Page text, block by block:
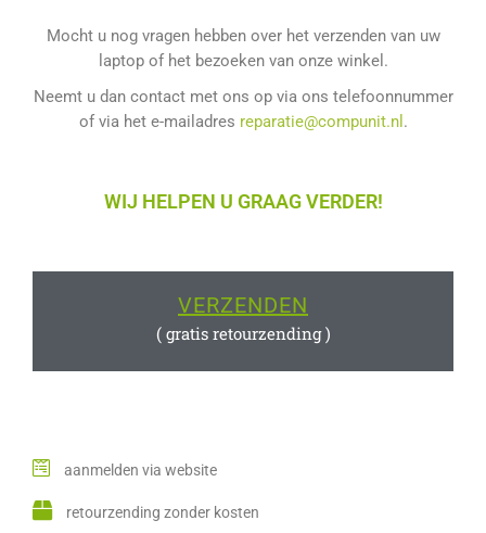
Mocht u nog vragen hebben over het verzenden van uw
laptop of het bezoeken van onze winkel.
Neemt u dan contact met ons op via ons telefoonnummer
of via het e-mailadres reparatie@compunit.nl .
WIJ HELPEN U GRAAG VERDER!
VERZENDEN
( gratis retourzending )
aanmelden via website
retourzending zonder kosten